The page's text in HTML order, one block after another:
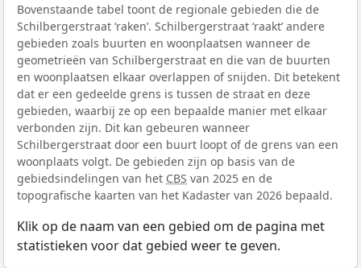
Bovenstaande tabel toont de regionale gebieden die de
Schilbergerstraat ‘raken’. Schilbergerstraat ‘raakt’ andere
gebieden zoals buurten en woonplaatsen wanneer de
geometrieën van Schilbergerstraat en die van de buurten
en woonplaatsen elkaar overlappen of snijden. Dit betekent
dat er een gedeelde grens is tussen de straat en deze
gebieden, waarbij ze op een bepaalde manier met elkaar
verbonden zijn. Dit kan gebeuren wanneer
Schilbergerstraat door een buurt loopt of de grens van een
woonplaats volgt. De gebieden zijn op basis van de
gebiedsindelingen van het CBS van 2025 en de
topografische kaarten van het Kadaster van 2026 bepaald.
Klik op de naam van een gebied om de pagina met
statistieken voor dat gebied weer te geven.